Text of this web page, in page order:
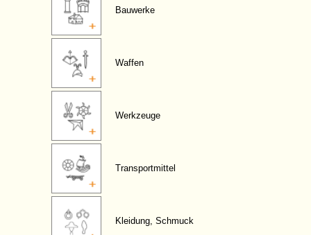
Bauwerke
Waffen
Werkzeuge
Transportmittel
Kleidung, Schmuck